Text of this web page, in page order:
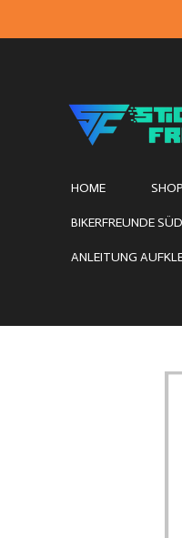
HOME
BIKERFREUNDE
ANLEITUNG